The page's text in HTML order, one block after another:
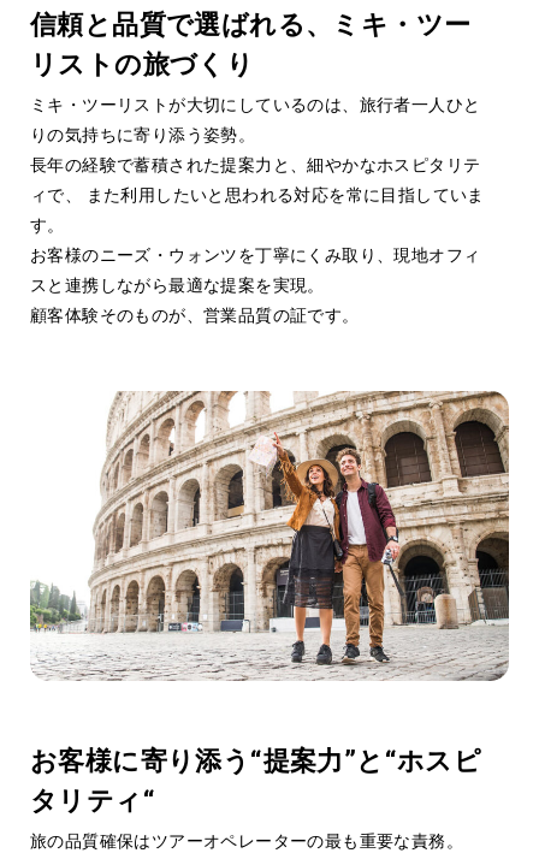
01 営業品質
信頼と品質で選ばれる、ミキ・ツー
リストの旅づくり
ミキ・ツーリストが大切にしているのは、旅行者一人ひと
りの気持ちに寄り添う姿勢。
長年の経験で蓄積された提案力と、細やかなホスピタリテ
ィで、 また利用したいと思われる対応を常に目指していま
す。
お客様のニーズ・ウォンツを丁寧にくみ取り、現地オフィ
スと連携しながら最適な提案を実現。
顧客体験そのものが、営業品質の証です。
02 商品品質
お客様に寄り添う“提案力”と“ホスピ
タリティ“
旅の品質確保はツアーオペレーターの最も重要な責務。